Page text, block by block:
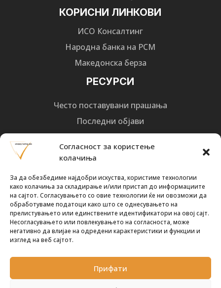
Согласност за користење
колачиња
За да обезбедиме најдобри искуства, користиме технологии
како колачиња за складирање и/или пристап до информациите
на сајтот. Согласувањето со овие технологии ќе ни овозможи да
обработуваме податоци како што се однесувањето на
прелистувањето или единствените идентификатори на овој сајт.
Несогласувањето или повлекувањето на согласноста, може
негативно да влијае на одредени карактеристики и функции и
изглед на веб сајтот.
Прифати
КОРИСНИ ЛИНКОВИ
ИСО Консалтинг
Народна банка на РСМ
Македонска берза
РЕСУРСИ
Често поставувани прашања
Последни објави
Најнови вести
Претплати се за новости
ПРЕТПЛАТИ СЕ !